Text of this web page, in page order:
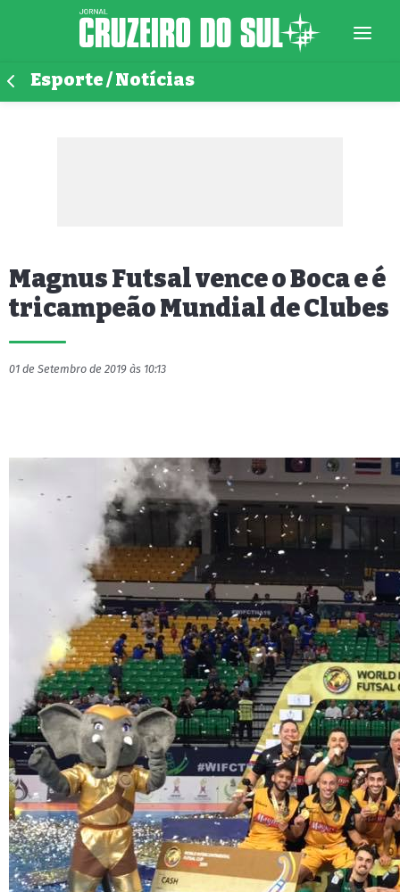
Esporte / Notícias
Magnus Futsal vence o Boca e é
tricampeão Mundial de Clubes
01 de Setembro de 2019 às 10:13